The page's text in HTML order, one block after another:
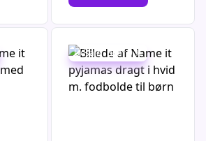
Udsalg - spar 9 %